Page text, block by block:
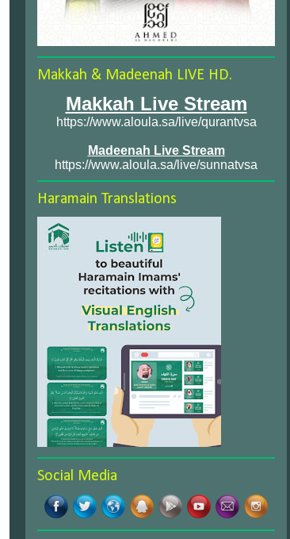
Makkah & Madeenah LIVE HD.
Makkah Live Stream
https://www.aloula.sa/live/qurantvsa
Madeenah Live Stream
https://www.aloula.sa/live/sunnatvsa
Haramain Translations
Social Media